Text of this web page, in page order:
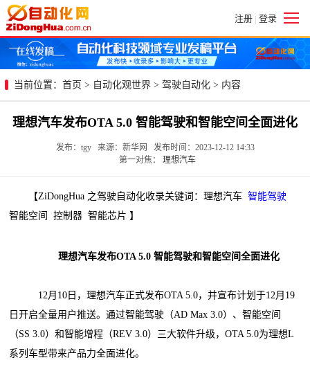
注册 | 登录
当前位置： 首页 > 自动化观世界 > 驾驶自动化 > 内容
理想汽车发布OTA 5.0 智能驾驶和智能空间全面进化
发布：tgy 来源：新华网 发布时间：2023-12-12 14:33
第一对焦： 理想汽车
【ZiDongHua 之驾驶自动化收录关键词：理想汽车智能驾驶
智能空间 控制器 智能芯片 】
理想汽车发布OTA 5.0 智能驾驶和智能空间全面进化
12月10日，理想汽车正式发布OTA 5.0，并宣布计划于12月19
日开启全量用户推送。通过智能驾驶（AD Max 3.0）、智能空间
（SS 3.0）和智能增程（REV 3.0）三大软件升级，OTA 5.0为理想L
系列车型带来产品力全面进化。